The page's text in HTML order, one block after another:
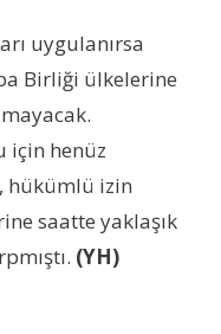
uygulanırsa
Birliği ülkelerine
için henüz
hükümlü izin
saatte yaklaşık
(YH)